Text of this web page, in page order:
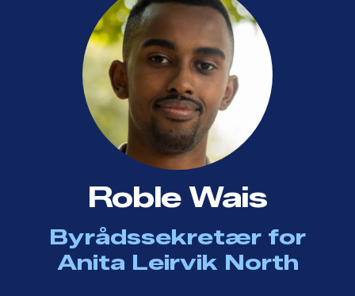
Roble Wais
Byrådssekretær for
Anita Leirvik North